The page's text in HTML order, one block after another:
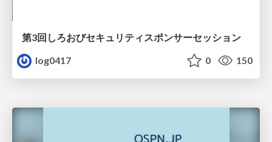
第3回しろおびセキュリティスポンサーセッション
log0417
0 150